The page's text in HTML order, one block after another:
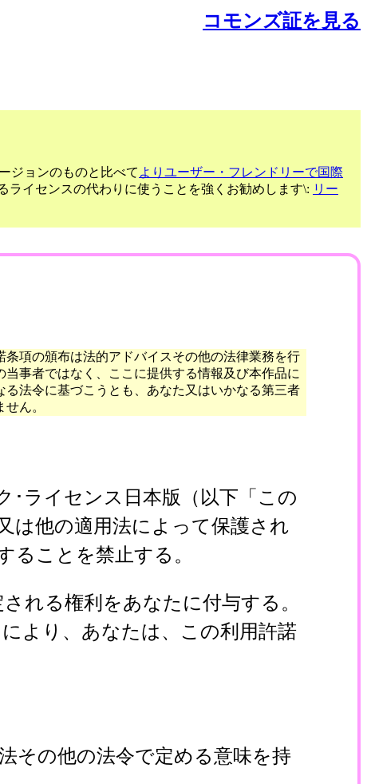
コモンズ証を見る
ジョンのものと比べて よりユーザー・フレンドリーで国際
ライセンスの代わりに使うことを強くお勧めします\: リー
項の頒布は法的アドバイスその他の法律業務を行
事者ではなく、ここに提供する情報及び本作品に
法令に基づこうとも、あなた又はいかなる第三者
ん。
･ライセンス日本版（以下「この
は他の適用法によって保護され
ることを禁止する。
れる権利をあなたに付与する。
より、あなたは、この利用許諾
その他の法令で定める意味を持